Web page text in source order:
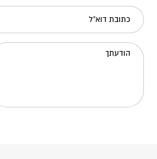
כתובת דוא"ל
הודעתך